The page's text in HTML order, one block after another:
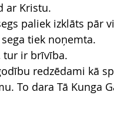
ar Kristu.
paliek izklāts pār
tiek noņemta.
tur ir brīvība.
redzēdami kā
To dara Tā Kunga